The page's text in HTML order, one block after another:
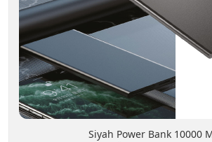
Siyah Power Bank 10000